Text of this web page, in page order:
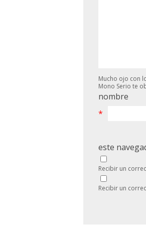
Mucho ojo con
Mono Serio te
nombre
*
este
Recibir un
Recibir un